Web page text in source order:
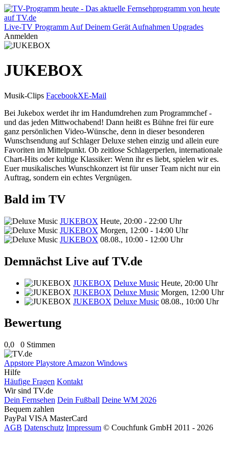
Live-TV Programm Auf Deinem Gerät Aufnahmen Upgrades
Anmelden
JUKEBOX
Musik-Clips FacebookXE-Mail
Bei Jukebox werdet ihr im Handumdrehen zum Programmchef -
und das jeden Mittwochabend! Dann heißt es Bühne frei für eure
ganz persönlichen Video-Wünsche, denn in dieser besonderen
Wunschsendung auf Schlager Deluxe stehen einzig und allein eure
Favoriten im Mittelpunkt. Ob zeitlose Schlagerperlen, internationale
Chart-Hits oder kultige Klassiker: Wenn ihr es liebt, spielen wir es.
Euer musikalisches Wunschkonzert ist für unser Team nicht nur ein
Auftrag, sondern ein echtes Vergnügen.
Bald im TV
JUKEBOX Heute, 20:00 - 22:00 Uhr
JUKEBOX Morgen, 12:00 - 14:00 Uhr
JUKEBOX 08.08., 10:00 - 12:00 Uhr
Demnächst Live auf TV.de
JUKEBOX Deluxe Music Heute, 20:00 Uhr
JUKEBOX Deluxe Music Morgen, 12:00 Uhr
JUKEBOX Deluxe Music 08.08., 10:00 Uhr
Bewertung
0,0 0 Stimmen
Appstore Playstore Amazon Windows
Hilfe
Häufige Fragen Kontakt
Wir sind TV.de
Dein Fernsehen Dein Fußball Deine WM 2026
Bequem zahlen
PayPal VISA MasterCard
AGB Datenschutz Impressum © Couchfunk GmbH 2011 - 2026